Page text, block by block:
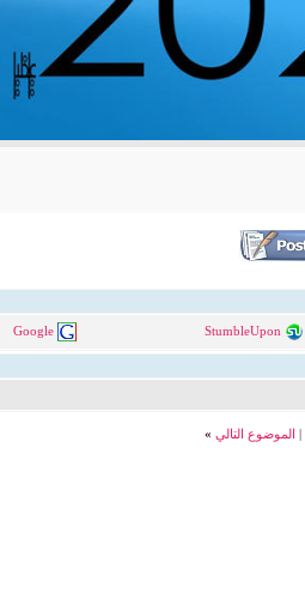
StumbleUpon
Google
| الموضوع التالي »